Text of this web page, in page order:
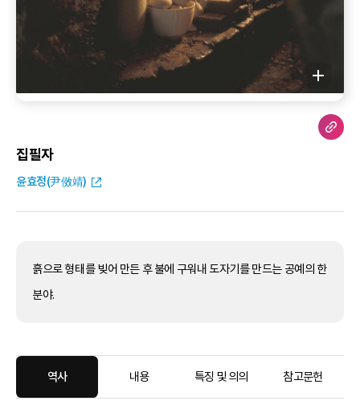
집필자
윤효정(尹傚靖)
흙으로 형태를 빚어 만든 후 불에 구워내 도자기를 만드는 공예의 한
분야.
역사 내용 특징 및 의의 참고문헌